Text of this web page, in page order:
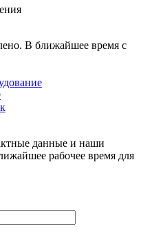
В ближайшее время с
данные и наши
рабочее время для